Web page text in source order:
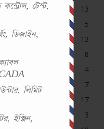
কন্ট্রোল, টেস্ট,
ডিজাইন,
লিমিট
ইঞ্জিন,
13
5
13
8
4
7
17
3